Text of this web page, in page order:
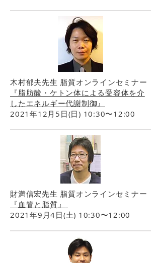
木村郁夫先生 脂質オンラインセミナー
『脂肪酸・ケトン体による受容体を介
したエネルギー代謝制御』
2021年12月5日(日) 10:30〜12:00
財満信宏先生 脂質オンラインセミナー
『血管と脂質』
2021年9月4日(土) 10:30〜12:00